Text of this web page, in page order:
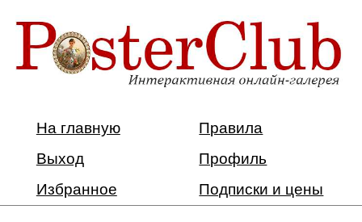
На главную
Правила
Выход
Профиль
Избранное
Подписки и цены